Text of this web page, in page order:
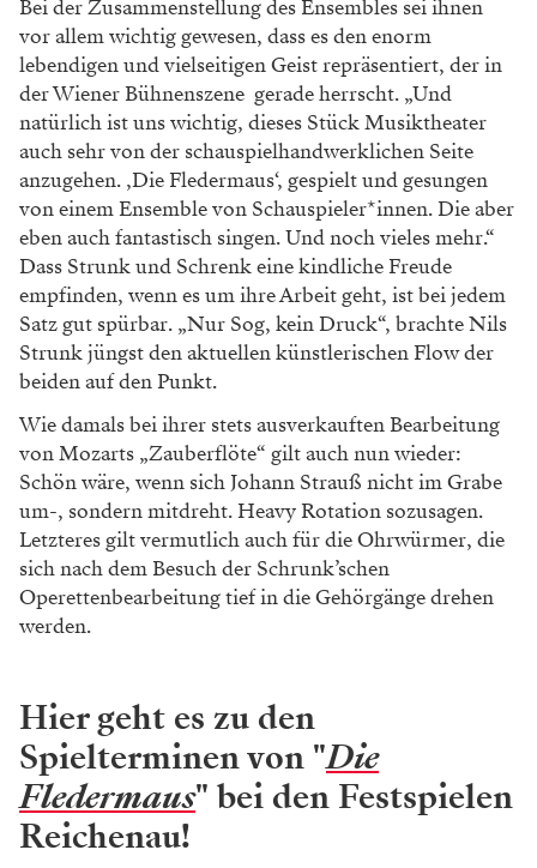
Bei der Zusammenstellung des Ensembles seiihnen
vor allem wichtig gewesen, dass es denenorm
lebendigen und vielseitigen Geist repräsentiert, der in
der Wiener Bühnenszene gerade herrscht. „Und
natürlich ist uns wichtig, dieses Stück Musiktheater
auch sehr von der schauspielhandwerklichen Seite
anzugehen. ‚DieFledermaus‘, gespielt und gesungen
von einemEnsemble von Schauspieler*innen. Die aber
ebenauch fantastisch singen. Und noch vieles mehr.“
Dass Strunk und Schrenk eine kindlicheFreude
empfinden, wenn es um ihre Arbeit geht, ist bei jedem
Satz gut spürbar. „Nur Sog, keinDruck“, brachte Nils
Strunk jüngst den aktuellenkünstlerischen Flow der
beiden auf den Punkt.
Wie damals bei ihrer stets ausverkauftenBearbeitung
von Mozarts „Zauberflöte“ giltauch nun wieder:
Schön wäre, wenn sich Johann Strauß nicht im Grabe
um-, sondern mitdreht.Heavy Rotation sozusagen.
Letzteres gilt vermutlich auch für die Ohrwürmer, die
sich nach demBesuch der Schrunk’schen
Operettenbearbeitungtief in die Gehörgänge drehen
werden.
Hier geht es zu den
Spielterminen von "Die
Fledermaus" bei den Festspielen
Reichenau!